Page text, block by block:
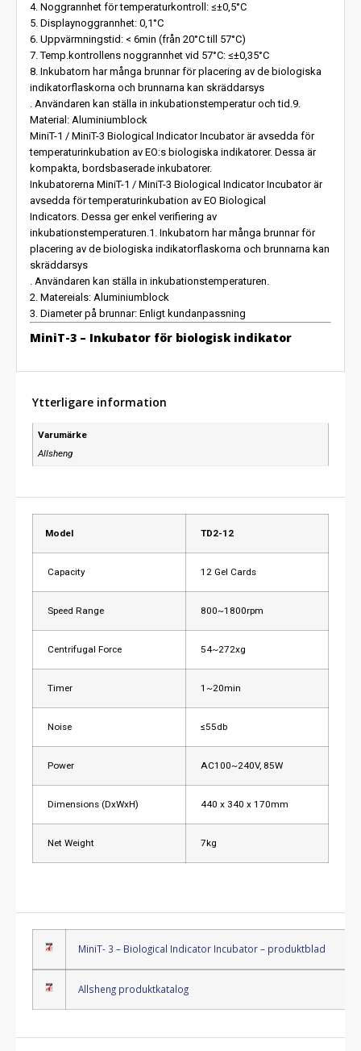
4. Noggrannhet för temperaturkontroll: ≤±0,5°C
5. Displaynoggrannhet: 0,1°C
6. Uppvärmningstid: < 6min (från 20°C till 57°C)
7. Temp.kontrollens noggrannhet vid 57°C: ≤±0,35°C
8. Inkubatorn har många brunnar för placering av de biologiska
indikatorflaskorna och brunnarna kan skräddarsys
. Användaren kan ställa in inkubationstemperatur och tid.9.
Material: Aluminiumblock
MiniT-1 / MiniT-3 Biological Indicator Incubator är avsedda för
temperaturinkubation av EO:s biologiska indikatorer. Dessa är
kompakta, bordsbaserade inkubatorer.
Inkubatorerna MiniT-1 / MiniT-3 Biological Indicator Incubator är
avsedda för temperaturinkubation av EO Biological
Indicators. Dessa ger enkel verifiering av
inkubationstemperaturen.1. Inkubatorn har många brunnar för
placering av de biologiska indikatorflaskorna och brunnarna kan
skräddarsys
. Användaren kan ställa in inkubationstemperaturen.
2. Matereials: Aluminiumblock
3. Diameter på brunnar: Enligt kundanpassning
MiniT-3 – Inkubator för biologisk indikator
Ytterligare information
Varumärke
Allsheng
Model TD2-12
Capacity 12 Gel Cards
Speed Range 800~1800rpm
Centrifugal Force 54~272xg
Timer 1~20min
Noise ≤55db
Power AC100~240V, 85W
Dimensions (DxWxH) 440 x 340 x 170mm
Net Weight 7kg
MiniT- 3 – Biological Indicator Incubator – produktblad
Allsheng produktkatalog